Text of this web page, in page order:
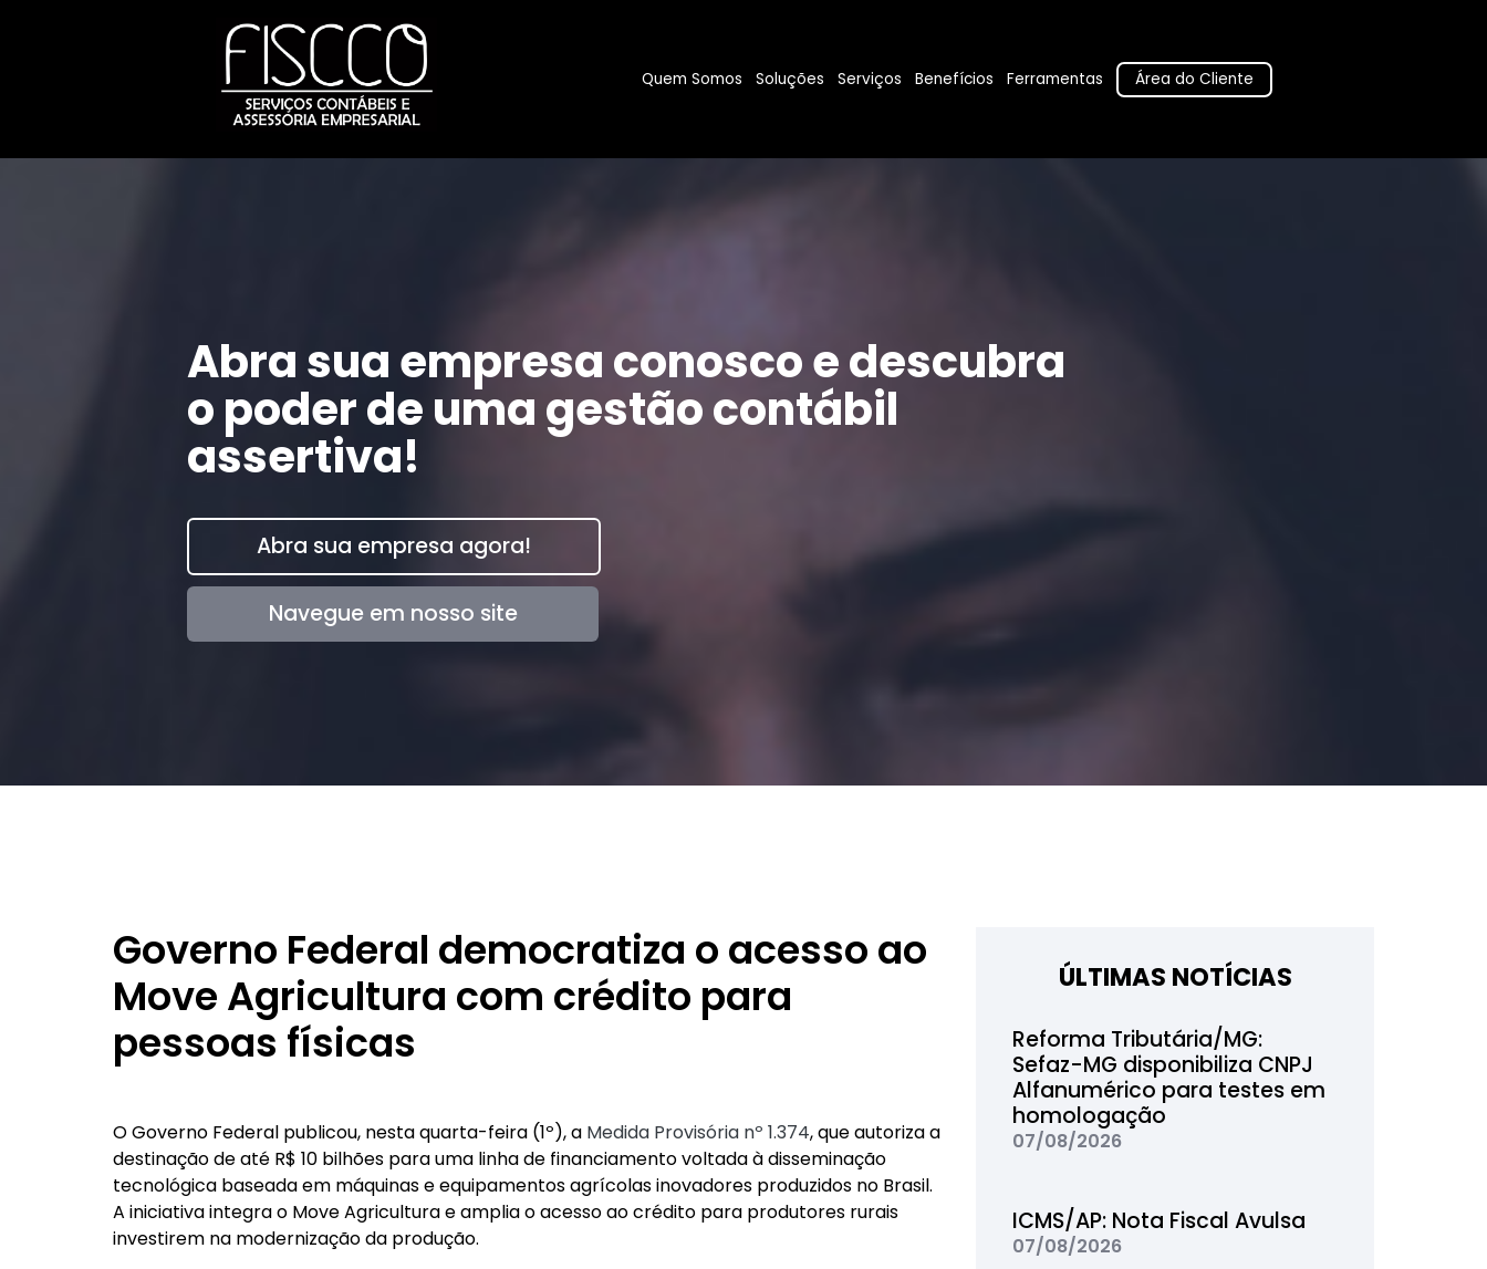
Quem Somos Soluções Serviços Benefícios Ferramentas Área do Cliente
Abra sua empresa conosco e descubra
o poder de uma gestão contábil
assertiva!
Abra sua empresa agora!
Navegue em nosso site
Governo Federal democratiza o acesso ao
Move Agricultura com crédito para
pessoas físicas
O Governo Federal publicou, nesta quarta-feira (1º), a Medida Provisória nº 1.374, que autoriza a
destinação de até R$ 10 bilhões para uma linha de financiamento voltada à disseminação
tecnológica baseada em máquinas e equipamentos agrícolas inovadores produzidos no Brasil.
A iniciativa integra o Move Agricultura e amplia o acesso ao crédito para produtores rurais
investirem na modernização da produção.
ÚLTIMAS NOTÍCIAS
Reforma Tributária/MG:
Sefaz-MG disponibiliza CNPJ
Alfanumérico para testes em
homologação
07/08/2026
ICMS/AP: Nota Fiscal Avulsa
07/08/2026